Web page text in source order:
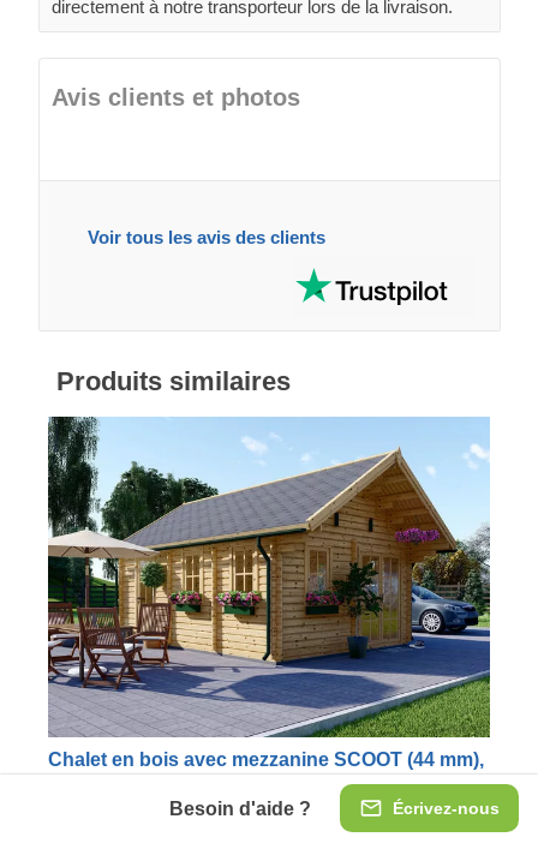
directement à notre transporteur lors de la livraison.
Avis clients et photos
Voir tous les avis des clients
Écrivez-nous
Besoin d'aide ?
Produits similaires
Chalet en bois avec mezzanine SCOOT (44 mm),
Le chalet en bois SCOOT, grâce à son style classique et